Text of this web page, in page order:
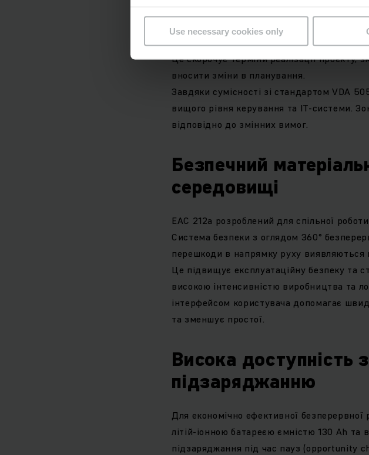
Use necessary cookies only
створює карту існуючого середовища та
штучних маркерів або структурні зміни
Це скорочує терміни реалізації проєкту,
вносити зміни в планування.
Завдяки сумісності зі стандартом VDA
вищого рівня керування та IT-системи.
відповідно до змінних вимог.
Безпечний
середовищі
EAC 212a розроблений для спільної
Система безпеки з оглядом 360°
перешкоди в напрямку руху
Це підвищує експлуатаційну безпеку та
високою інтенсивністю виробництва та
інтерфейсом користувача допомагає
та зменшує простої.
Висока доступність
підзаряджанню
Для економічно ефективної
літій-іонною батареєю ємністю 130 Ah
підзаряджання під час пауз (opportunity